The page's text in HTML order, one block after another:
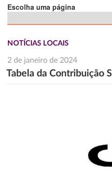
Escolha uma página
NOTÍCIAS LOCAIS
2 de janeiro de 2024
Tabela da Contribuição